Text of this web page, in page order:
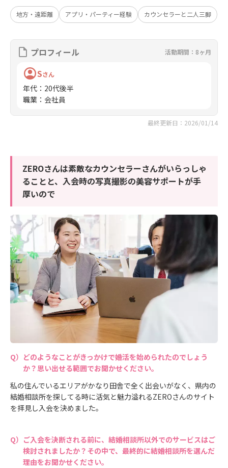
地方・遠距離 アプリ・パーティー経験 カウンセラーと二人三脚
プロフィール 活動期間：8ヶ月
Sさん
年代 ： 20代後半
職業 ： 会社員
最終更新日：2026/01/14
ZEROさんは素敵なカウンセラーさんがいらっしゃ
ることと、入会時の写真撮影の美容サポートが手
厚いので
どのようなことがきっかけで婚活を始められたのでしょう
か？思い出せる範囲でお聞かせください。
私の住んでいるエリアがかなり田舎で全く出会いがなく、県内の
結婚相談所を探してる時に活気と魅力溢れるZEROさんのサイト
を拝見し入会を決めました。
ご入会を決断される前に、結婚相談所以外でのサービスはご
検討されましたか？その中で、最終的に結婚相談所を選んだ
理由をお聞かせください。